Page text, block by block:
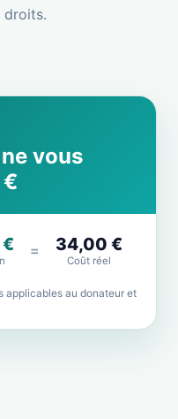
droits.
vous
= 34,00 €
Coût réel
applicables au donateur et